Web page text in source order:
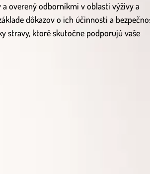
overený odborníkmi v oblasti výživy a
dôkazov o ich účinnosti a
stravy, ktoré skutočne podporujú vaše